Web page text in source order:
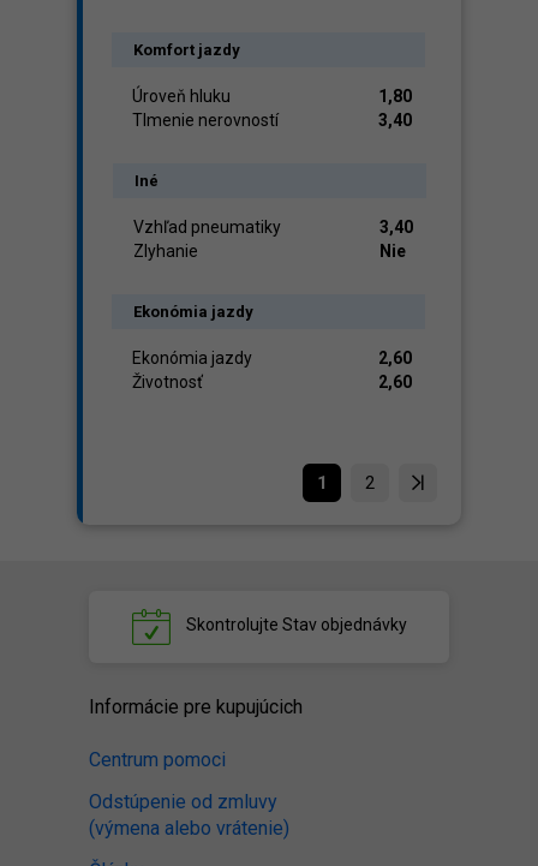
Komfort jazdy
Úroveň hluku
1,80
Tlmenie nerovností
3,40
Iné
Vzhľad pneumatiky
3,40
Zlyhanie
Nie
Ekonómia jazdy
Ekonómia jazdy
2,60
Životnosť
2,60
1 2
Skontrolujte Stav objednávky
Informácie pre kupujúcich
Centrum pomoci
Odstúpenie od zmluvy
(výmena alebo vrátenie)